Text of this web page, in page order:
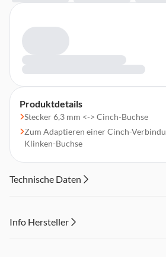
Produktdetails
Stecker 6,3 mm <-> Cinch-Buchse
Zum Adaptieren einer Cinch-
Klinken-Buchse
Technische Daten
Info Hersteller